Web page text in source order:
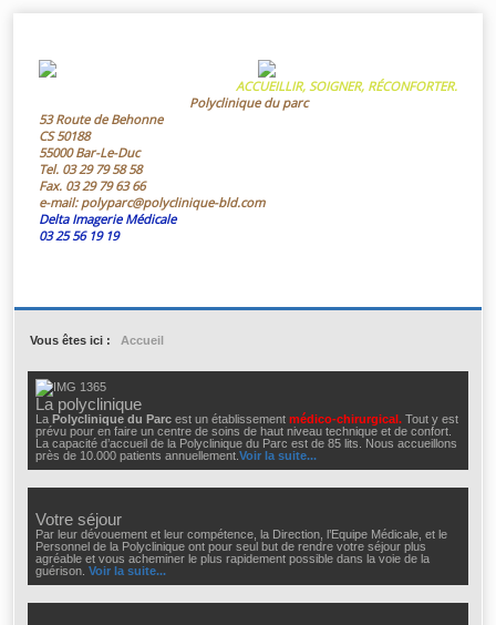
ACCUEILLIR, SOIGNER, RÉCONFORTER.
Polyclinique du parc
53 Route de Behonne
CS 50188
55000 Bar-Le-Duc
Tel. 03 29 79 58 58
Fax. 03 29 79 63 66
e-mail: polyparc@polyclinique-bld.com
Delta Imagerie Médicale
03 25 56 19 19
Vous êtes ici : Accueil
La polyclinique
La Polyclinique du Parc est un établissement médico-chirurgical. Tout y est
prévu pour en faire un centre de soins de haut niveau technique et de confort.
La capacité d’accueil de la Polyclinique du Parc est de 85 lits. Nous accueillons
près de 10.000 patients annuellement. Voir la suite...
Votre séjour
Par leur dévouement et leur compétence, la Direction, l’Equipe Médicale, et le
Personnel de la Polyclinique ont pour seul but de rendre votre séjour plus
agréable et vous acheminer le plus rapidement possible dans la voie de la
guérison. Voir la suite...